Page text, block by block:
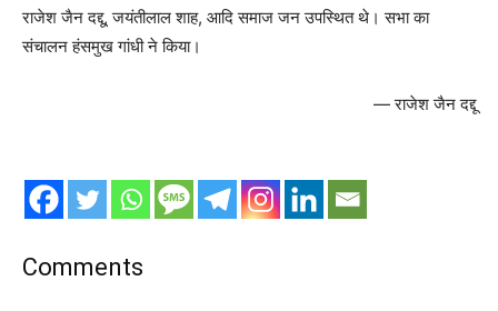
राजेश जैन दद्दू, जयंतीलाल शाह, आदि समाज जन उपस्थित थे। सभा का
संचालन हंसमुख गांधी ने किया।
— राजेश जैन दद्दू
Comments